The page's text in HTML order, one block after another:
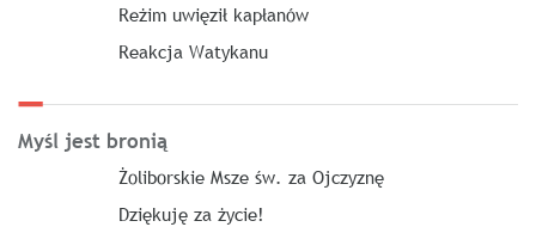
Reżim uwięził kapłanów
Reakcja Watykanu
Myśl jest bronią
Żoliborskie Msze św. za Ojczyznę
Dziękuję za życie!